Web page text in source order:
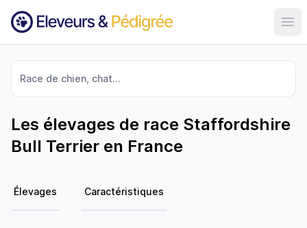
Race de chien, chat...
Les élevages de race Staffordshire
Bull Terrier en France
Élevages Caractéristiques